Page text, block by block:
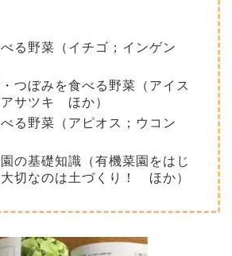
る野菜（イチゴ；インゲン
つぼみを食べる野菜（アイス
サツキ ほか）
る野菜（アピオス；ウコン
の基礎知識（有機菜園をはじ
切なのは土づくり！ ほか）